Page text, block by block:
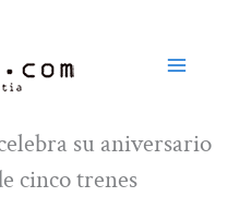
su aniversario
cinco trenes